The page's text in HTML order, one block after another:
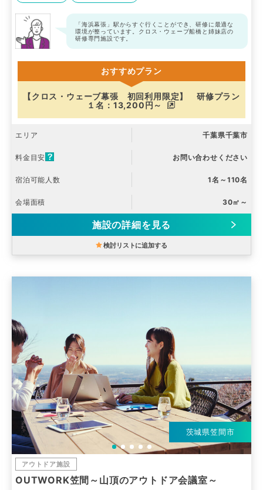
「海浜幕張」駅からすぐ行くことができ、研修に最適な
環境が整っています。クロス・ウェーブ船橋と姉妹店の
研修専門施設です。
おすすめプラン
【クロス・ウェーブ幕張 初回利用限定】 研修プラン
１名：13,200円～
エリア 千葉県千葉市
料金目安 お問い合わせください
宿泊可能人数 1名～110名
会場面積 30㎡～
施設の詳細を見る
検討リストに追加する
茨城県笠間市
アウトドア施設
OUTWORK笠間～山頂のアウトドア会議室～